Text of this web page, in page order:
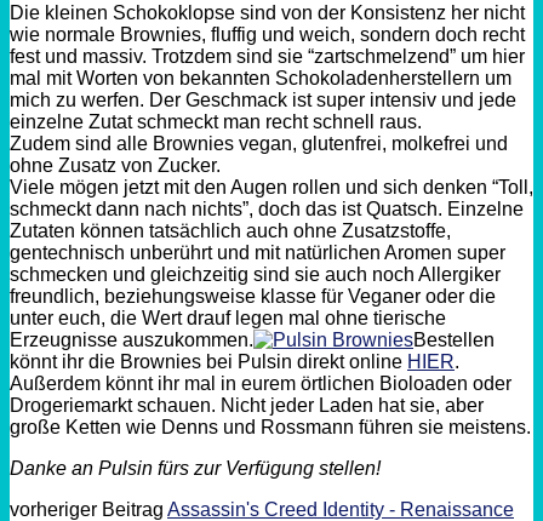
Die kleinen Schokoklopse sind von der Konsistenz her nicht
wie normale Brownies, fluffig und weich, sondern doch recht
fest und massiv. Trotzdem sind sie “zartschmelzend” um hier
mal mit Worten von bekannten Schokoladenherstellern um
mich zu werfen. Der Geschmack ist super intensiv und jede
einzelne Zutat schmeckt man recht schnell raus.
Zudem sind alle Brownies vegan, glutenfrei, molkefrei und
ohne Zusatz von Zucker.
Viele mögen jetzt mit den Augen rollen und sich denken “Toll,
schmeckt dann nach nichts”, doch das ist Quatsch. Einzelne
Zutaten können tatsächlich auch ohne Zusatzstoffe,
gentechnisch unberührt und mit natürlichen Aromen super
schmecken und gleichzeitig sind sie auch noch Allergiker
freundlich, beziehungsweise klasse für Veganer oder die
unter euch, die Wert drauf legen mal ohne tierische
Erzeugnisse auszukommen.
Bestellen
könnt ihr die Brownies bei Pulsin direkt online HIER.
Außerdem könnt ihr mal in eurem örtlichen Bioloaden oder
Drogeriemarkt schauen. Nicht jeder Laden hat sie, aber
große Ketten wie Denns und Rossmann führen sie meistens.
Danke an Pulsin fürs zur Verfügung stellen!
vorheriger Beitrag Assassin's Creed Identity - Renaissance